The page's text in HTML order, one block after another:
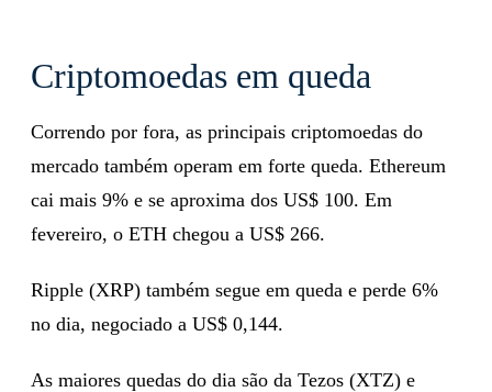
Criptomoedas em queda
Correndo por fora, as principais criptomoedas do
mercado também operam em forte queda. Ethereum
cai mais 9% e se aproxima dos US$ 100. Em
fevereiro, o ETH chegou a US$ 266.
Ripple (XRP) também segue em queda e perde 6%
no dia, negociado a US$ 0,144.
As maiores quedas do dia são da Tezos (XTZ) e